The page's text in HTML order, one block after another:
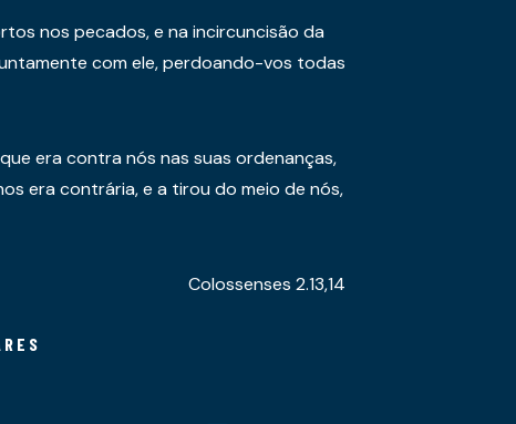
nos pecados, e na incircuncisão da
com ele, perdoando-vos todas
era contra nós nas suas ordenanças,
era contrária, e a tirou do meio de nós,
Colossenses 2.13,14